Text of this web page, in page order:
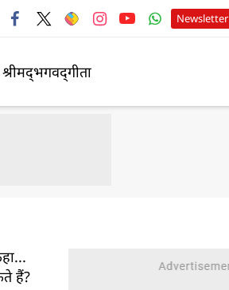
Newsletter
श्रीमद्‍भगवद्‍गीता
हैं?